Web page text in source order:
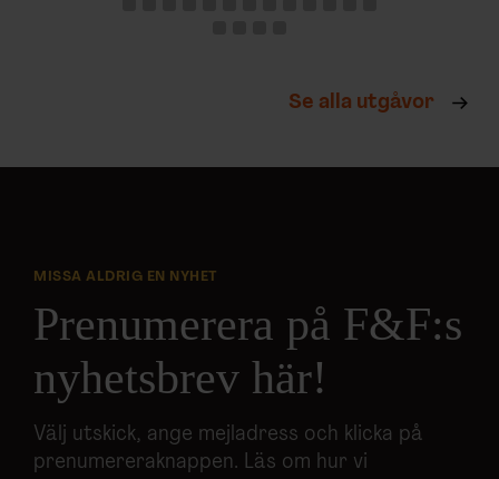
Se alla utgåvor
MISSA ALDRIG EN NYHET
Prenumerera på F&F:s
nyhetsbrev här!
Välj utskick, ange mejladress och klicka på
prenumereraknappen. Läs om hur vi